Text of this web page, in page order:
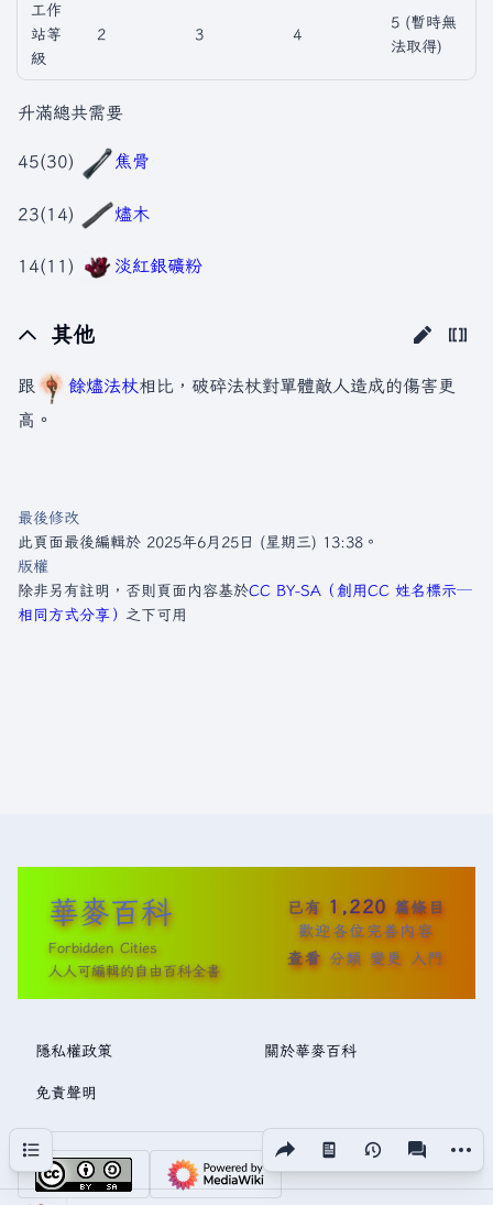
分享此頁面
視圖 更多
工作
站等
級
2 3 4
5 (暫時無
法取得)
升滿總共需要
45(30) 焦骨
23(14) 燼木
14(11) 淡紅銀礦粉
其他
跟 餘燼法杖相比，破碎法杖對單體敵人造成的傷害更
高。
目次
最後修改
此頁面最後編輯於 2025年6月25日 (星期三) 13:38。
版權
除非另有註明，否則頁面內容基於CC BY-SA（創用CC 姓名標示─
相同方式分享） 之下可用
華麥百科
Forbidden Cities
人人可編輯的自由百科全書
已有 1,220 篇條目
歡迎各位完善內容
查看 分類 變更 入門
隱私權政策 關於華麥百科
免責聲明